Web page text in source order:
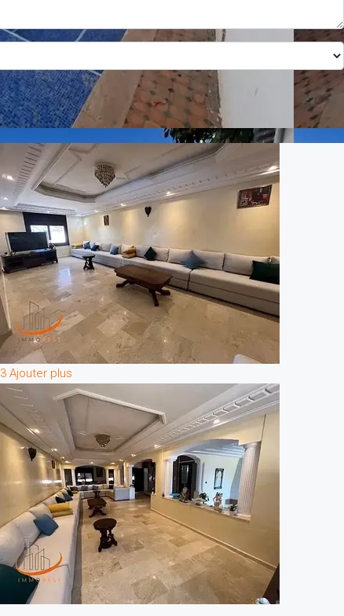
3 Ajouter plus